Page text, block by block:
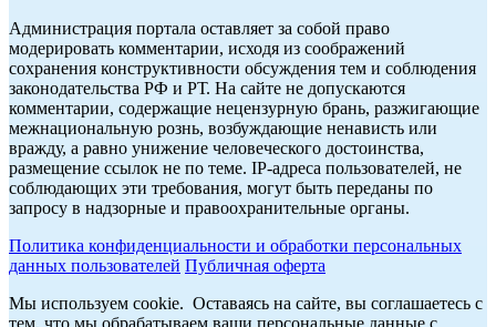
Администрация портала оставляет за собой право
модерировать комментарии, исходя из соображений
сохранения конструктивности обсуждения тем и соблюдения
законодательства РФ и РТ. На сайте не допускаются
комментарии, содержащие нецензурную брань, разжигающие
межнациональную рознь, возбуждающие ненависть или
вражду, а равно унижение человеческого достоинства,
размещение ссылок не по теме. IP-адреса пользователей, не
соблюдающих эти требования, могут быть переданы по
запросу в надзорные и правоохранительные органы.
Политика конфиденциальности и обработки персональных
данных пользователей Публичная оферта
Мы используем cookie. Оставаясь на сайте, вы соглашаетесь с